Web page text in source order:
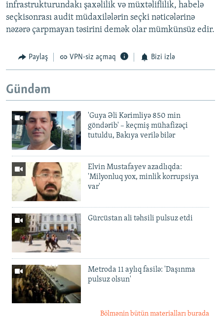
infrastrukturundakı şaxəlilik və müxtəliflilik, habelə
seçkisonrası audit müdaxilələrin seçki nəticələrinə
nəzərə çarpmayan təsirini demək olar mümkünsüz edir.
Paylaş VPN-siz açmaq Bizi izlə
Gündəm
'Guya Əli Kərimliyə 850 min
göndərib' – keçmiş mühafizəçi
tutuldu, Bakıya verilə bilər
Elvin Mustafayev azadlıqda:
'Milyonluq yox, minlik korrupsiya
var'
Gürcüstan ali təhsili pulsuz etdi
Metroda 11 aylıq fasilə: 'Daşınma
pulsuz olsun'
Bölmənin bütün materialları burada